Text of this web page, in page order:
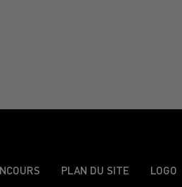
PLAN DU SITE LOGO